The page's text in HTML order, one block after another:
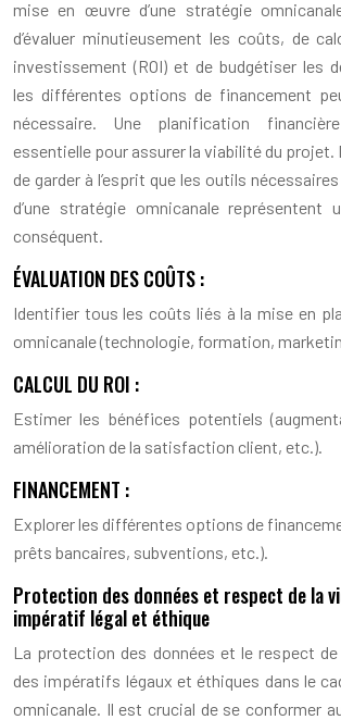
mise en œuvre d’une stratégie
d’évaluer minutieusement les coûts, de
investissement (ROI) et de budgétiser les
les différentes options de financement
nécessaire. Une planification
essentielle pour assurer la viabilité du projet.
de garder à l’esprit que les outils
d’une stratégie omnicanale représentent
conséquent.
ÉVALUATION DES COÛTS :
Identifier tous les coûts liés à la mise en
omnicanale (technologie, formation,
CALCUL DU ROI :
Estimer les bénéfices potentiels
amélioration de la satisfaction client, etc.).
FINANCEMENT :
Explorer les différentes options de
prêts bancaires, subventions, etc.).
Protection des données et respect de la
impératif légal et éthique
La protection des données et le respect
des impératifs légaux et éthiques dans le
omnicanale. Il est crucial de se conformer